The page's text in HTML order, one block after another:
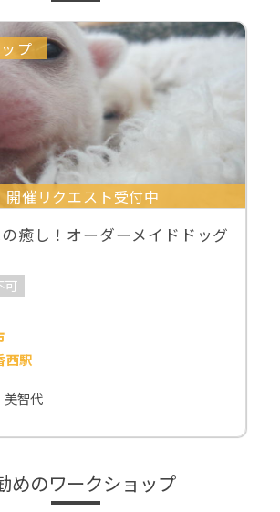
プ
開催リクエスト受付中
癒し！オーダーメイドドッグ
可
西駅
智代
めのワークショップ